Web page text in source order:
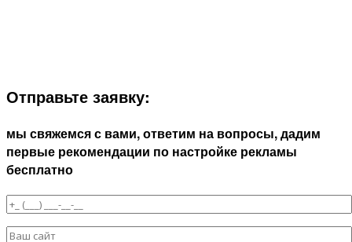
Отправьте заявку:
мы свяжемся с вами, ответим на вопросы, дадим
первые рекомендации по настройке рекламы
бесплатно